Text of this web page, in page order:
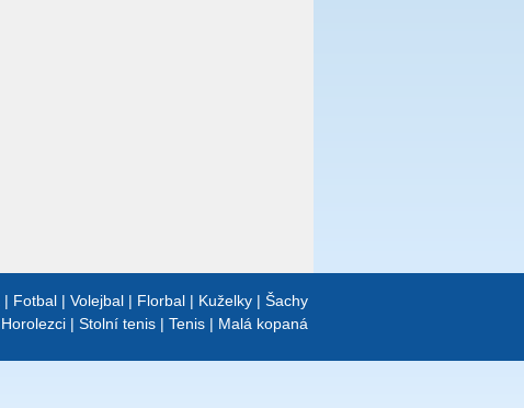
| Fotbal | Volejbal | Florbal | Kuželky | Šachy
Horolezci | Stolní tenis | Tenis | Malá kopaná